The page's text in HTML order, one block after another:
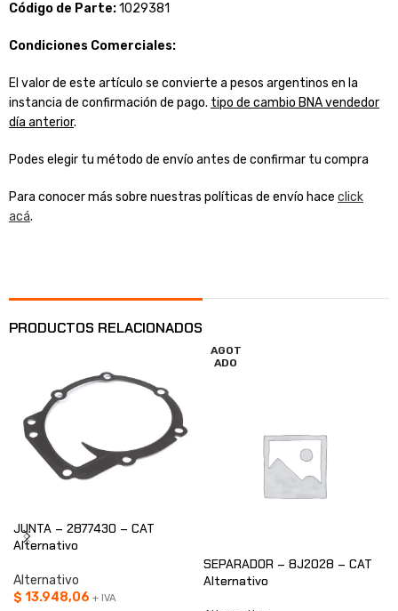
Código de Parte:1029381
Condiciones Comerciales:
El valor de este artículo se convierte a pesos argentinos en la
instancia de confirmación de pago. tipo de cambio BNA vendedor
día anterior.
Podes elegir tu método de envío antes de confirmar tu compra
Para conocer más sobre nuestras políticas de envío hace click
acá.
PRODUCTOS RELACIONADOS
JUNTA – 2877430 – CAT
Alternativo
Alternativo
$ 13.948,06 + IVA
AGOT
ADO
SEPARADOR – 8J2028 – CAT
Alternativo